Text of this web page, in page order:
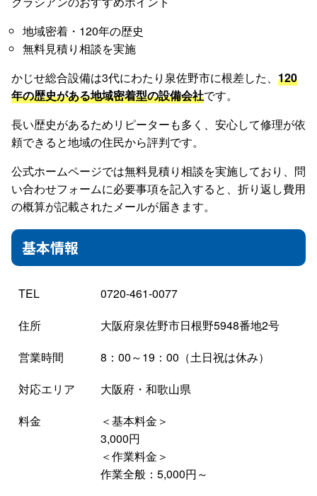
地域密着・120年の歴史
無料見積り相談を実施
かじせ総合設備は3代にわたり泉佐野市に根差した、 120
年の歴史がある地域密着型の設備会社です。
長い歴史があるためリピーターも多く、安心して修理が依
頼できると地域の住民から評判です。
公式ホームページでは無料見積り相談を実施しており、問
い合わせフォームに必要事項を記入すると、折り返し費用
の概算が記載されたメールが届きます。
基本情報
TEL
0720-461-0077
住所
大阪府泉佐野市日根野5948番地2号
営業時間
8：00～19：00（土日祝は休み）
対応エリア
大阪府・和歌山県
料金
＜基本料金＞
3,000円
＜作業料金＞
作業全般：5,000円～